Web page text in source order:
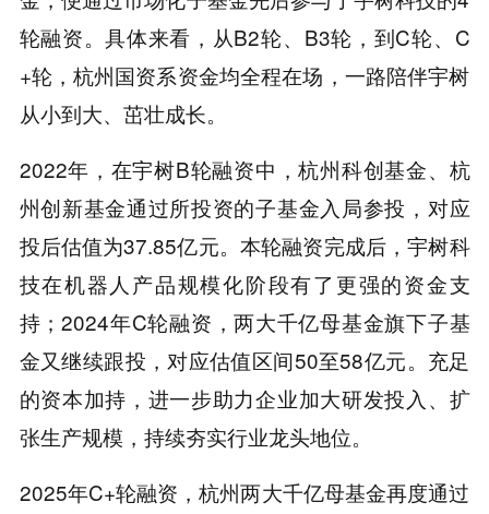
轮融资。具体来看，从B2轮、B3轮，到C轮、C
+轮，杭州国资系资金均全程在场，一路陪伴宇树
从小到大、茁壮成长。
2022年，在宇树B轮融资中，杭州科创基金、杭
州创新基金通过所投资的子基金入局参投，对应
投后估值为37.85亿元。本轮融资完成后，宇树科
技在机器人产品规模化阶段有了更强的资金支
持；2024年C轮融资，两大千亿母基金旗下子基
金又继续跟投，对应估值区间50至58亿元。充足
的资本加持，进一步助力企业加大研发投入、扩
张生产规模，持续夯实行业龙头地位。
2025年C+轮融资，杭州两大千亿母基金再度通过